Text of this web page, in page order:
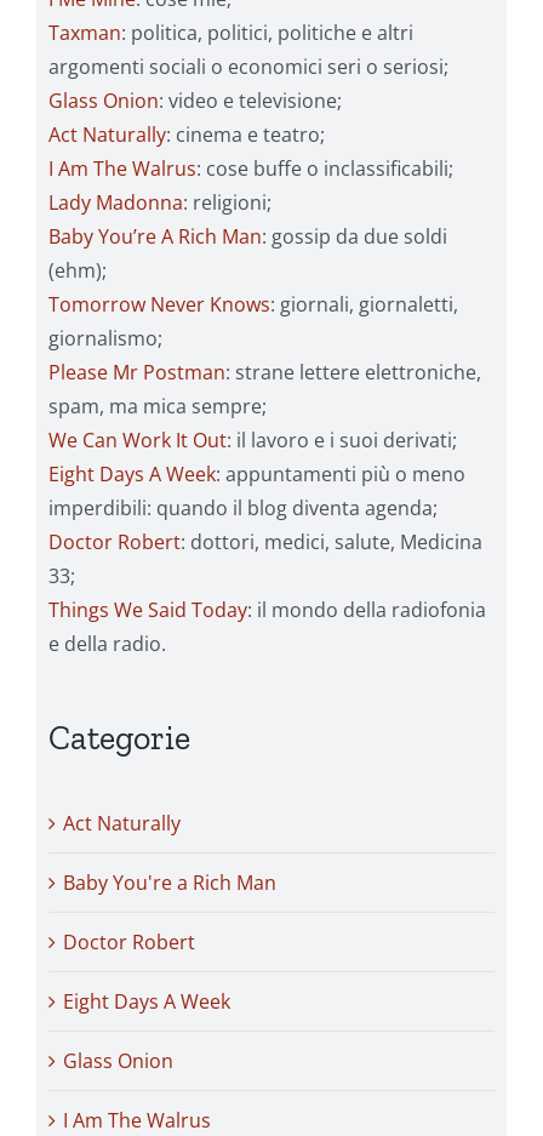
Taxman: politica, politici, politiche e altri
argomenti sociali o economici seri o seriosi;
Glass Onion: video e televisione;
Act Naturally: cinema e teatro;
I Am The Walrus: cose buffe o inclassificabili;
Lady Madonna: religioni;
Baby You’re A Rich Man: gossip da due soldi
(ehm);
Tomorrow Never Knows: giornali, giornaletti,
giornalismo;
Please Mr Postman: strane lettere elettroniche,
spam, ma mica sempre;
We Can Work It Out: il lavoro e i suoi derivati;
Eight Days A Week: appuntamenti più o meno
imperdibili: quando il blog diventa agenda;
Doctor Robert: dottori, medici, salute, Medicina
33;
Things We Said Today: il mondo della radiofonia
e della radio.
Categorie
Act Naturally
Baby You're a Rich Man
Doctor Robert
Eight Days A Week
Glass Onion
I Am The Walrus